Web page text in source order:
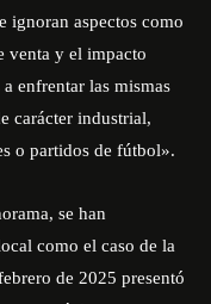
ignoran aspectos como
venta y el impacto
enfrentar las mismas
carácter industrial,
o partidos de fútbol».
se han
como el caso de la
de 2025 presentó